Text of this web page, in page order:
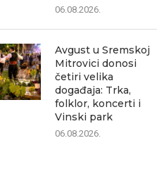
06.08.2026.
Avgust u Sremskoj
Mitrovici donosi
četiri velika
događaja: Trka,
folklor, koncerti i
Vinski park
06.08.2026.